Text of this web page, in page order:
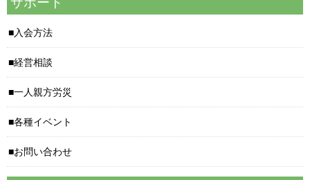
入会方法
経営相談
一人親方労災
各種イベント
お問い合わせ